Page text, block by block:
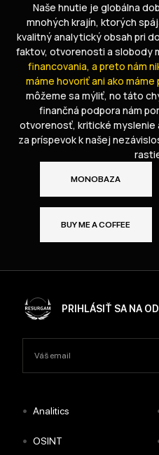
Naše hnutie je globálna
mnohých krajín, ktorých
kvalitný analytický obsah pri
faktov, otvorenosti a slobody
financovania, a preto nám
máme hovoriť ani ako máme
môžeme sa mýliť, no táto
finančná podpora nám
otvorenosť, kritické myslenie
za príspevok k našej
MONOBAZA
BUY ME A COFFEE
PRIHLÁSIŤ SA NA
• Analitics
• OSINT